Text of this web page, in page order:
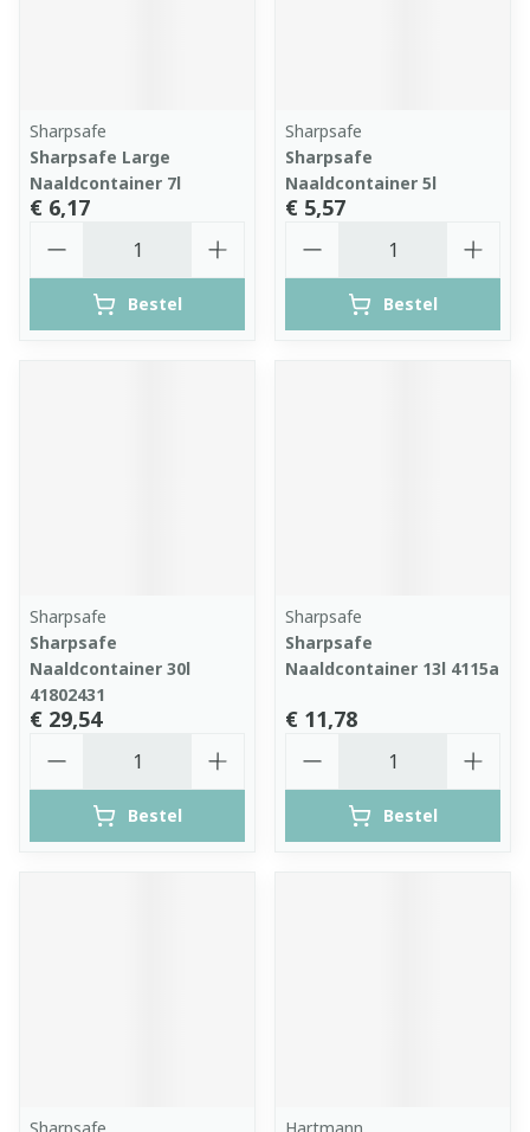
Sharpsafe
Sharpsafe Large
Naaldcontainer 7l
€ 6,17
Bestel
Sharpsafe
Sharpsafe
Naaldcontainer 5l
€ 5,57
Bestel
Sharpsafe
Sharpsafe
Naaldcontainer 30l
41802431
€ 29,54
Bestel
Sharpsafe
Sharpsafe
Naaldcontainer 13l 4115a
€ 11,78
Bestel